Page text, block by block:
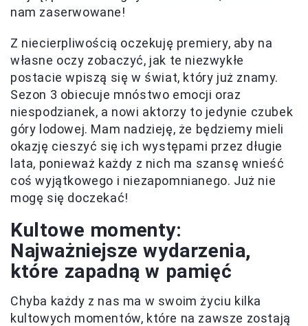
nam zaserwowane!
Z niecierpliwością oczekuję premiery, aby na
własne oczy zobaczyć, jak te niezwykłe
postacie wpiszą się w świat, który już znamy.
Sezon 3 obiecuje mnóstwo emocji oraz
niespodzianek, a nowi aktorzy to jedynie czubek
góry lodowej. Mam nadzieję, że będziemy mieli
okazję cieszyć się ich występami przez długie
lata, ponieważ każdy z nich ma szansę wnieść
coś wyjątkowego i niezapomnianego. Już nie
mogę się doczekać!
Kultowe momenty:
Najważniejsze wydarzenia,
które zapadną w pamięć
Chyba każdy z nas ma w swoim życiu kilka
kultowych momentów, które na zawsze zostają